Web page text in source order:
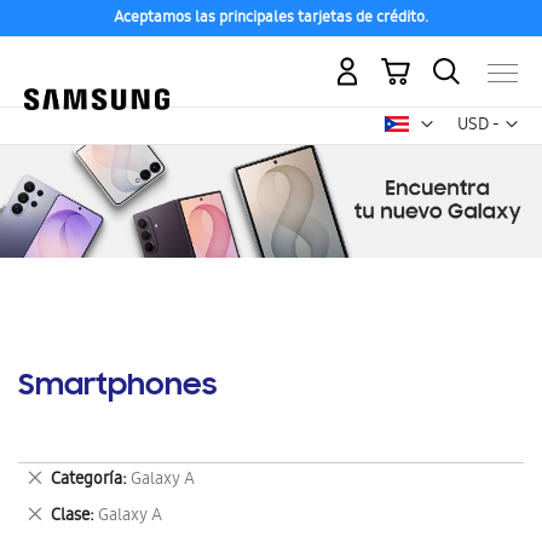
Aceptamos las principales tarjetas de crédito.
USD -
dólar
Mi carrito
Smartphones
Categoría Galaxy A
Eliminar
este
artículo
Clase Galaxy A
Eliminar